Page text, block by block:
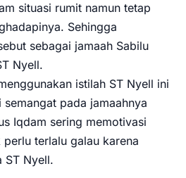
situasi rumit namun tetap
Sehingga
sebagai jamaah Sabilu
Nyell.
istilah ST Nyell ini
pada jamaahnya
Iqdam sering memotivasi
terlalu galau karena
ST Nyell.